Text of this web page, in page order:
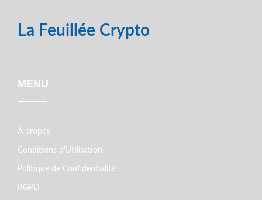
La Feuillée Crypto
MENU
À propos
Conditions d'Utilisation
Politique de Confidentialité
RGPD